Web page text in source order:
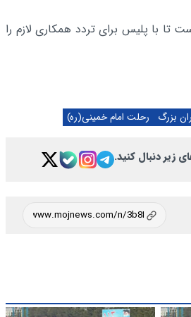
تا با پلیس برای تردد همکاری لازم را
بزرگ رحلت امام خمینی(ره)
زیر دنبال کنید.